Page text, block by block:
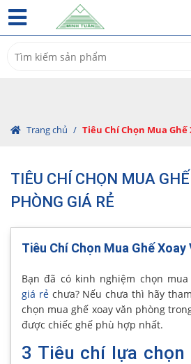
for:
Trang chủ / Tiêu Chí Chọn Mua Ghế
TIÊU CHÍ CHỌN MUA
PHÒNG GIÁ RẺ
Tiêu Chí Chọn Mua Ghế Xoay
Bạn đã có kinh nghiệm chọn
giá rẻchưa? Nếu chưa thì hãy
chọn mua ghế xoay văn phòng
được chiếc ghế phù hợp nhất.
3 Tiêu chí lựa chọn